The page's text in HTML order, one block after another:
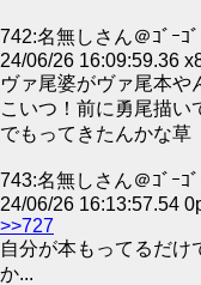
742:名無しさん＠ｺﾞｰｺﾞ
24/06/26 16:09:59.36
ヴァ尾婆がヴァ尾本や
こいつ！前に勇尾描い
でもってきたんかな草
743:名無しさん＠ｺﾞｰｺﾞ
24/06/26 16:13:57.54
>>727
自分が本もってるだけ
か...